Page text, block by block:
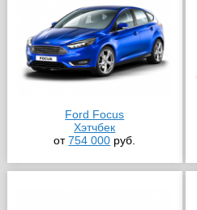
Ford Focus
Хэтчбек
от754 000 руб.